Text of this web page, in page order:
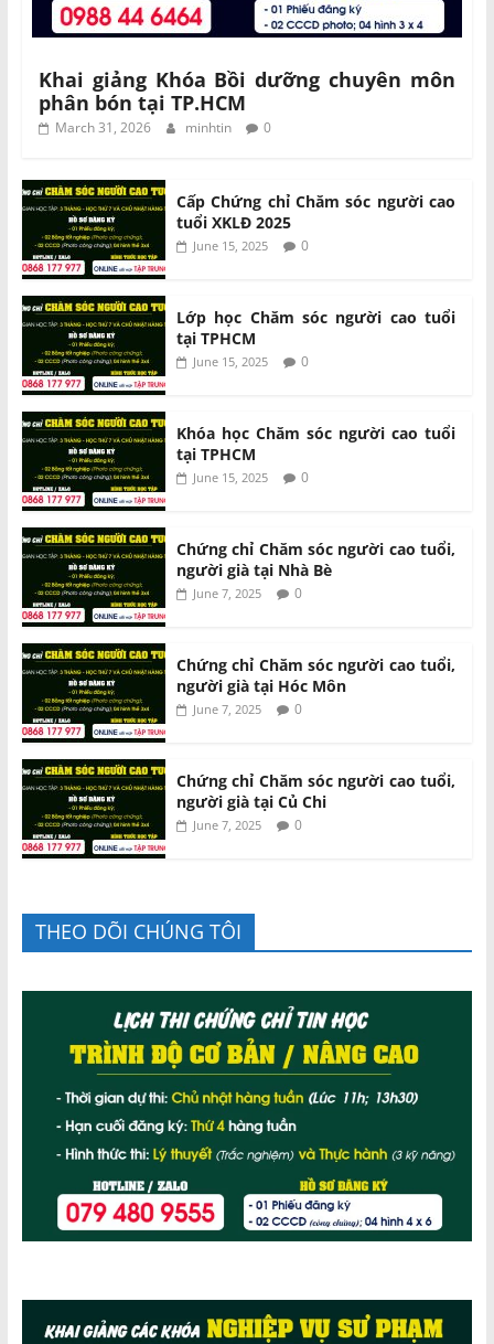
Khai giảng Khóa Bồi dưỡng chuyên môn
phân bón tại TP.HCM
March 31, 2026 minhtin 0
Cấp Chứng chỉ Chăm sóc người cao
tuổi XKLĐ 2025
June 15, 2025 0
Lớp học Chăm sóc người cao tuổi
tại TPHCM
June 15, 2025 0
Khóa học Chăm sóc người cao tuổi
tại TPHCM
June 15, 2025 0
Chứng chỉ Chăm sóc người cao tuổi,
người già tại Nhà Bè
June 7, 2025 0
Chứng chỉ Chăm sóc người cao tuổi,
người già tại Hóc Môn
June 7, 2025 0
Chứng chỉ Chăm sóc người cao tuổi,
người già tại Củ Chi
June 7, 2025 0
THEO DÕI CHÚNG TÔI